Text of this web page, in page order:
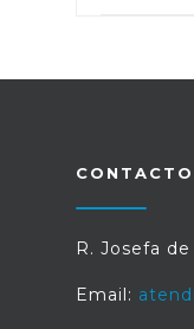
R. Josefa
Email: